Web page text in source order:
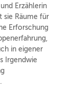
Erzählerin
sie Räume für
Erforschung
in eigener
Irgendwie